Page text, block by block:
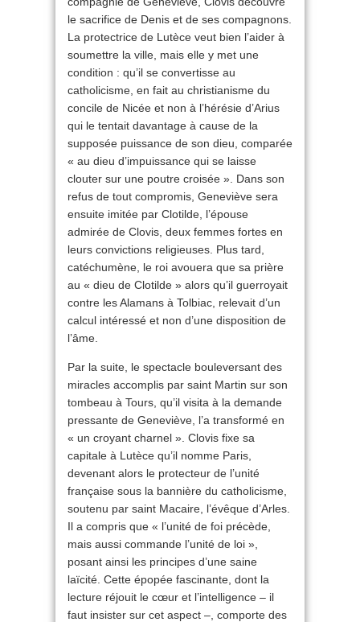
le sacrifice de Denis et de ses compagnons.
La protectrice de Lutèce veut bien l’aider à
soumettre la ville, mais elle y met une
condition : qu’il se convertisse au
catholicisme, en fait au christianisme du
concile de Nicée et non à l’hérésie d’Arius
qui le tentait davantage à cause de la
supposée puissance de son dieu, comparée
« au dieu d’impuissance qui se laisse
clouter sur une poutre croisée ». Dans son
refus de tout compromis, Geneviève sera
ensuite imitée par Clotilde, l’épouse
admirée de Clovis, deux femmes fortes en
leurs convictions religieuses. Plus tard,
catéchumène, le roi avouera que sa prière
au « dieu de Clotilde » alors qu’il guerroyait
contre les Alamans à Tolbiac, relevait d’un
calcul intéressé et non d’une disposition de
l’âme.
Par la suite, le spectacle bouleversant des
miracles accomplis par saint Martin sur son
tombeau à Tours, qu’il visita à la demande
pressante de Geneviève, l’a transformé en
« un croyant charnel ». Clovis fixe sa
capitale à Lutèce qu’il nomme Paris,
devenant alors le protecteur de l’unité
française sous la bannière du catholicisme,
soutenu par saint Macaire, l’évêque d’Arles.
Il a compris que « l’unité de foi précède,
mais aussi commande l’unité de loi »,
posant ainsi les principes d’une saine
laïcité. Cette épopée fascinante, dont la
lecture réjouit le cœur et l’intelligence – il
faut insister sur cet aspect –, comporte des